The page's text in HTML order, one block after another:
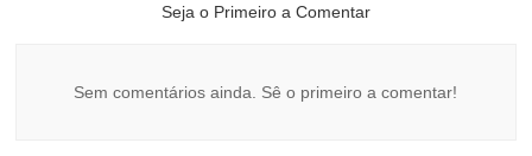
Seja o Primeiro a Comentar
Sem comentários ainda. Sê o primeiro a comentar!